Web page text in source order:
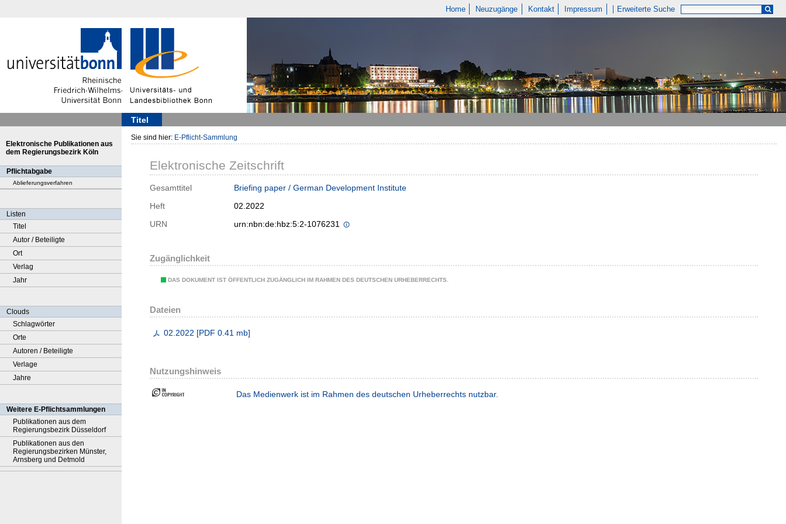
Home Neuzugänge Kontakt Impressum Erweiterte Suche
Titel
Elektronische Publikationen aus
dem Regierungsbezirk Köln
Pflichtabgabe
Ablieferungsverfahren
Listen
Titel
Autor / Beteiligte
Ort
Verlag
Jahr
Clouds
Schlagwörter
Orte
Autoren / Beteiligte
Verlage
Jahre
Weitere E-Pflichtsammlungen
Publikationen aus dem
Regierungsbezirk Düsseldorf
Publikationen aus den
Regierungsbezirken Münster,
Arnsberg und Detmold
Sie sind hier: E-Pflicht-Sammlung
Elektronische Zeitschrift
Gesamttitel
Briefing paper / German Development Institute
Heft
02.2022
URN
urn:nbn:de:hbz:5:2-1076231
Zugänglichkeit
DAS DOKUMENT IST ÖFFENTLICH ZUGÄNGLICH IM RAHMEN DES DEUTSCHEN URHEBERRECHTS.
Dateien
02.2022 [PDF 0.41 mb]
Nutzungshinweis
Das Medienwerk ist im Rahmen des deutschen Urheberrechts nutzbar.